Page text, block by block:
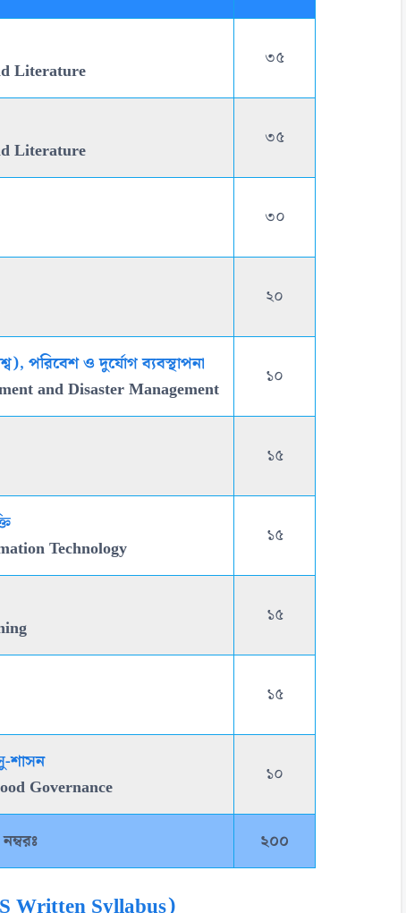
Literature
৩৫
Literature
৩৫
৩০
২০
পরিবেশ ও দুর্যোগ ব্যবস্থাপনা
and Disaster Management
১০
১৫
Technology
১৫
১৫
১৫
শাসন
Governance
১০
২০০